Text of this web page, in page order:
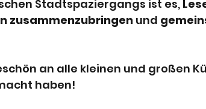
Stadtspaziergangs ist es,
zusammenzubringen und
an alle kleinen und großen
haben!